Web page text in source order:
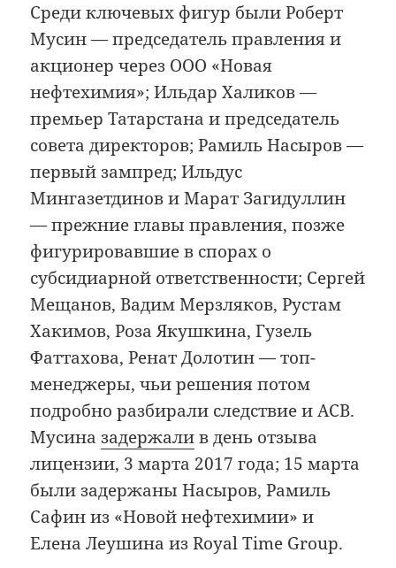
Среди ключевых фигур были Роберт
Мусин — председатель правления и
акционер через ООО «Новая
нефтехимия»; Ильдар Халиков —
премьер Татарстана и председатель
совета директоров; Рамиль Насыров —
первый зампред; Ильдус
Мингазетдинов и Марат Загидуллин
— прежние главы правления, позже
фигурировавшие в спорах о
субсидиарной ответственности; Сергей
Мещанов, Вадим Мерзляков, Рустам
Хакимов, Роза Якушкина, Гузель
Фаттахова, Ренат Долотин — топ-
менеджеры, чьи решения потом
подробно разбирали следствие и АСВ.
Мусиназадержалив день отзыва
лицензии, 3 марта 2017 года; 15 марта
были задержаны Насыров, Рамиль
Сафин из «Новой нефтехимии» и
Елена Леушина из Royal Time Group.